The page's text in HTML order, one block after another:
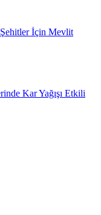
İçin Mevlit
Kar Yağışı Etkili